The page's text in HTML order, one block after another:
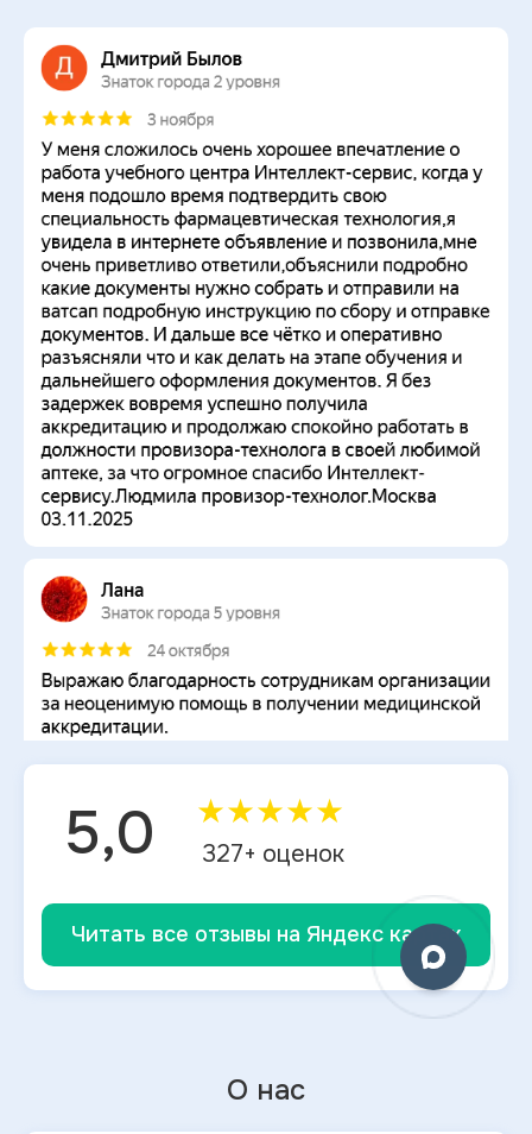
5,0 ★★★★★
327+ оценок
Читать все отзывы на Яндекс картах
О нас